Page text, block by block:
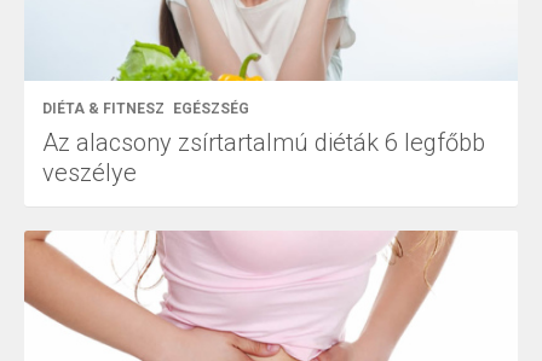
DIÉTA & FITNESZ EGÉSZSÉG
Az alacsony zsírtartalmú diéták 6 legfőbb
veszélye